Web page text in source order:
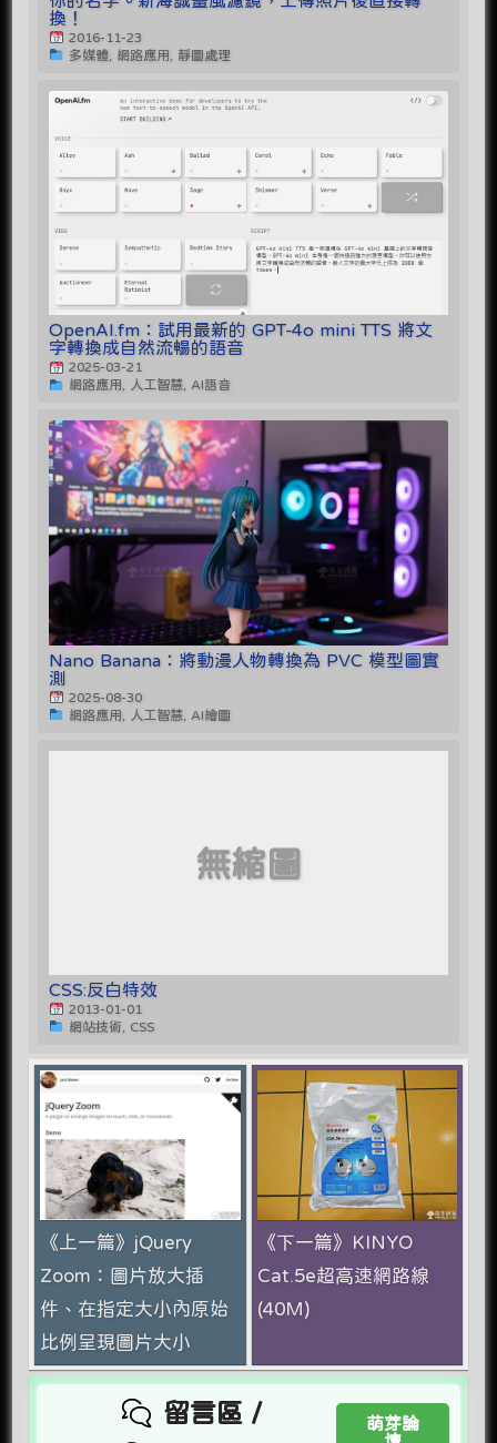
換！
2016-11-23
多媒體, 網路應用, 靜圖處理
OpenAI.fm：試用最新的 GPT-4o mini TTS 將文
字轉換成自然流暢的語音
2025-03-21
網路應用, 人工智慧, AI語音
Nano Banana：將動漫人物轉換為 PVC 模型圖實
測
2025-08-30
網路應用, 人工智慧, AI繪圖
無縮圖
CSS:反白特效
2013-01-01
網站技術, CSS
《上一篇》jQuery
Zoom：圖片放大插
件、在指定大小內原始
比例呈現圖片大小
《下一篇》KINYO
Cat.5e超高速網路線
(40M)
留言區 /
萌芽論